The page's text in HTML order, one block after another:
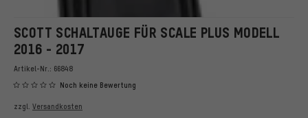
SCOTT SCHALTAUGE FÜR SCALE PLUS MODELL
2016 - 2017
Artikel-Nr.: 66848
Noch keine Bewertung
zzgl. Versandkosten